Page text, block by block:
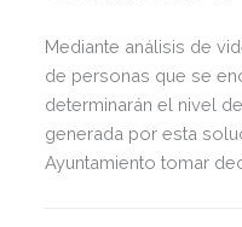
Mediante análisis de
de personas que se
determinarán el nivel
generada por esta
Ayuntamiento tomar